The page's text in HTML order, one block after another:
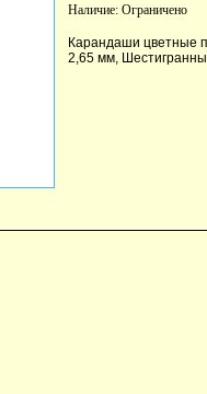
Наличие: Ограничено
Карандаши цветные
2,65 мм,